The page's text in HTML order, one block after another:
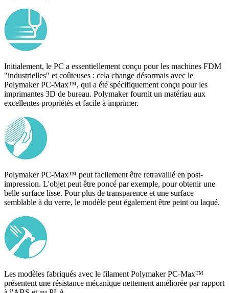
Initialement, le PC a essentiellement conçu pour les machines FDM
"industrielles" et coûteuses : cela change désormais avec le
Polymaker PC-Max™, qui a été spécifiquement conçu pour les
imprimantes 3D de bureau. Polymaker fournit un matériau aux
excellentes propriétés et facile à imprimer.
Polymaker PC-Max™ peut facilement être retravaillé en post-
impression. L'objet peut être poncé par exemple, pour obtenir une
belle surface lisse. Pour plus de transparence et une surface
semblable à du verre, le modèle peut également être peint ou laqué.
Les modèles fabriqués avec le filament Polymaker PC-Max™
présentent une résistance mécanique nettement améliorée par rapport